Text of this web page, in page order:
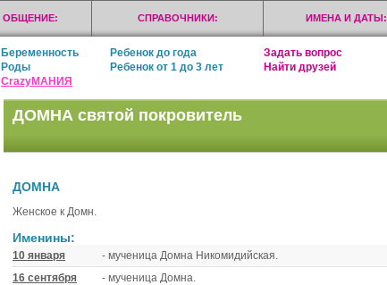
ОБЩЕНИЕ: СПРАВОЧНИКИ: ИМЕНА И ДАТЫ:
Беременность Ребенок до года
Задать вопрос
Роды
Ребенок от 1 до 3 лет
Найти друзей
CrazyМАНИЯ
ДОМНА святой покровитель
ДОМНА
Женское к Домн.
Именины:
10 января
- мученица Домна Никомидийская.
16 сентября
- мученица Домна.